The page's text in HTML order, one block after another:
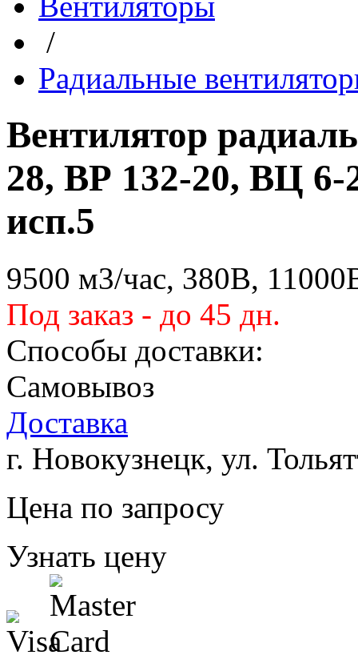
/
Радиальные
Вентилятор
28, ВР 132-20, ВЦ
исп.5
9500 м3/час, 380В,
Под заказ - до 45 дн.
Способы доставки:
Самовывоз
Доставка
г. Новокузнецк, ул.
Цена по запросу
Узнать цену